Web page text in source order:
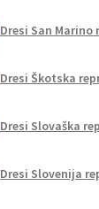
Dresi San Marino
Dresi Škotska
Dresi Slovaška
Dresi Slovenija